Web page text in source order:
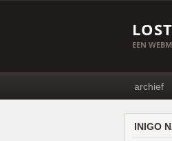
EEN
archief
INIGO